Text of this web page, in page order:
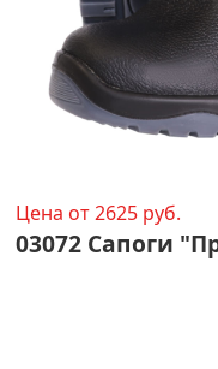
Цена от 2625 руб.
03072 Сапоги